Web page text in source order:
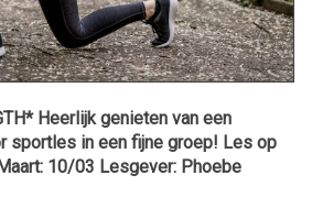
Heerlijk genieten van een
sportles in een fijne groep! Les op
10/03 Lesgever: Phoebe